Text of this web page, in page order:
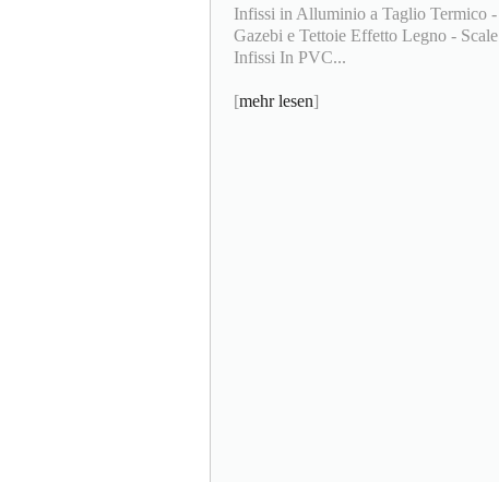
Infissi in Alluminio a Taglio Termico
Gazebi e Tettoie Effetto Legno -
Infissi In PVC...
[mehr lesen]